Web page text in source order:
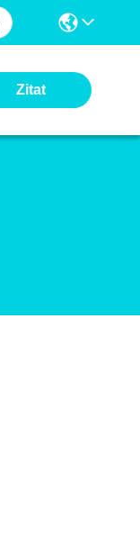
Zitat